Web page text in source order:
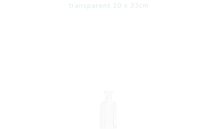
transparent 10 x 33cm